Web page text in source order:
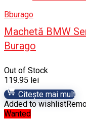
Bburago
Machetă BMW
Burago
Out of Stock
119.95 lei
Citește mai mult
Added to wishlist
Wanted